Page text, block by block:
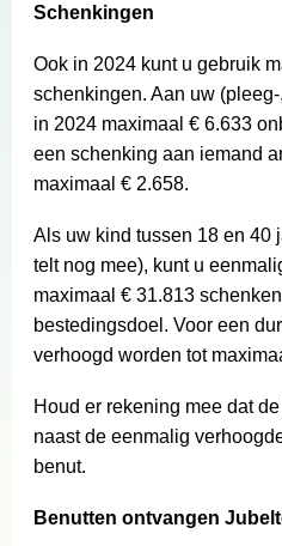
Schenkingen
Ook in 2024 kunt u gebruik
schenkingen. Aan uw
in 2024 maximaal € 6.633
een schenking aan iemand
maximaal € 2.658.
Als uw kind tussen 18 en 40
telt nog mee), kunt u
maximaal € 31.813
bestedingsdoel. Voor een
verhoogd worden tot
Houd er rekening mee dat
naast de eenmalig
benut.
Benutten ontvangen